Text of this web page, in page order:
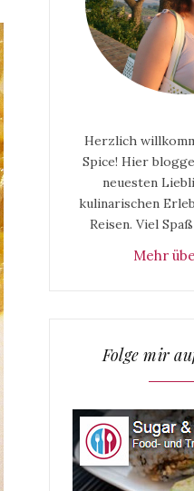
Herzlich
Spice! Hier
neuesten
kulinarischen
Reisen. Viel
Mehr
Folge mir